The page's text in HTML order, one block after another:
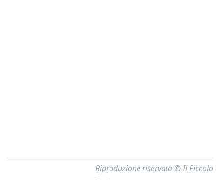
Riproduzione riservata © Il Piccolo